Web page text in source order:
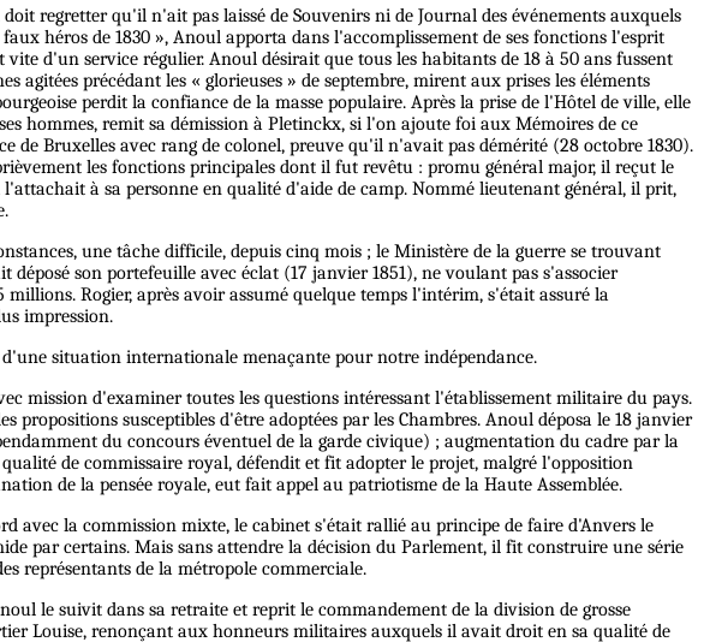
regretter qu'il n'ait pas laissé de Souvenirs ni de Journal des événements auxquels
héros de 1830 », Anoul apporta dans l'accomplissement de ses fonctions l'esprit
d'un service régulier. Anoul désirait que tous les habitants de 18 à 50 ans fussent
agitées précédant les « glorieuses » de septembre, mirent aux prises les éléments
perdit la confiance de la masse populaire. Après la prise de l'Hôtel de ville, elle
hommes, remit sa démission à Pletinckx, si l'on ajoute foi aux Mémoires de ce
Bruxelles avec rang de colonel, preuve qu'il n'avait pas démérité (28 octobre 1830).
les fonctions principales dont il fut revêtu : promu général major, il reçut le
à sa personne en qualité d'aide de camp. Nommé lieutenant général, il prit,
une tâche difficile, depuis cinq mois ; le Ministère de la guerre se trouvant
son portefeuille avec éclat (17 janvier 1851), ne voulant pas s'associer
Rogier, après avoir assumé quelque temps l'intérim, s'était assuré la
impression.
situation internationale menaçante pour notre indépendance.
mission d'examiner toutes les questions intéressant l'établissement militaire du pays.
susceptibles d'être adoptées par les Chambres. Anoul déposa le 18 janvier
du concours éventuel de la garde civique) ; augmentation du cadre par la
de commissaire royal, défendit et fit adopter le projet, malgré l'opposition
de la pensée royale, eut fait appel au patriotisme de la Haute Assemblée.
avec la commission mixte, le cabinet s'était rallié au principe de faire d'Anvers le
par certains. Mais sans attendre la décision du Parlement, il fit construire une série
représentants de la métropole commerciale.
le suivit dans sa retraite et reprit le commandement de la division de grosse
Louise, renonçant aux honneurs militaires auxquels il avait droit en sa qualité de